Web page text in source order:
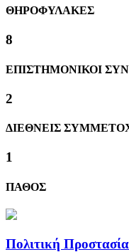
ΘΗΡΟΦΥΛΑΚΕΣ
8
ΕΠΙΣΤΗΜΟΝΙΚΟΙ
2
ΔΙΕΘΝΕΙΣ
1
ΠΑΘΟΣ
Πολιτική